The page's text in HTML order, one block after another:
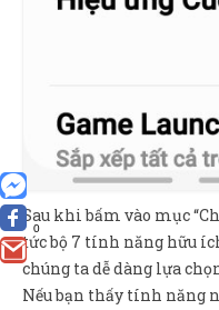
0
Sau khi bấm vào mục
tức bộ 7 tính năng hữu
chúng ta dễ dàng lựa
Nếu bạn thấy tính năng